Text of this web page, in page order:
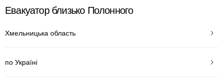
Евакуатор близько Полонного
Хмельницька область
по Україні